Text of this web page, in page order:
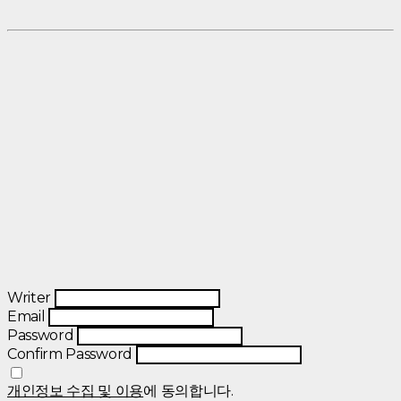
Writer
Email
Password
Confirm Password
개인정보 수집 및 이용에 동의합니다.